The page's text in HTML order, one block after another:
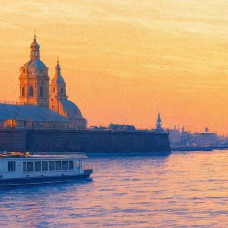
В Мариинском споют
17 января 2016, воскресенье,19.00
Версия для печати